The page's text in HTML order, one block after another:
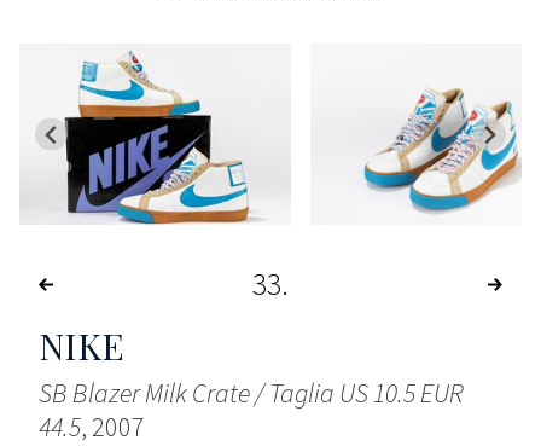
33
NIKE
SB Blazer Milk Crate / Taglia US 10.5 EUR
44.5, 2007